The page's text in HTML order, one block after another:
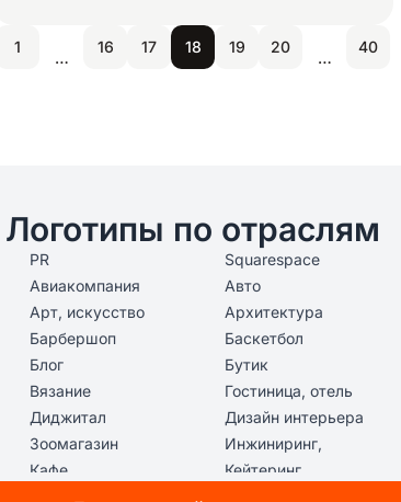
1
…
16 17 18 19 20
…
40
Логотипы по отраслям
PR Squarespace
Авиакомпания Авто
Арт, искусство Архитектура
Барбершоп Баскетбол
Блог Бутик
Вязание Гостиница, отель
Диджитал Дизайн интерьера
Зоомагазин
Инжиниринг,
проектирование
Кафе Кейтеринг